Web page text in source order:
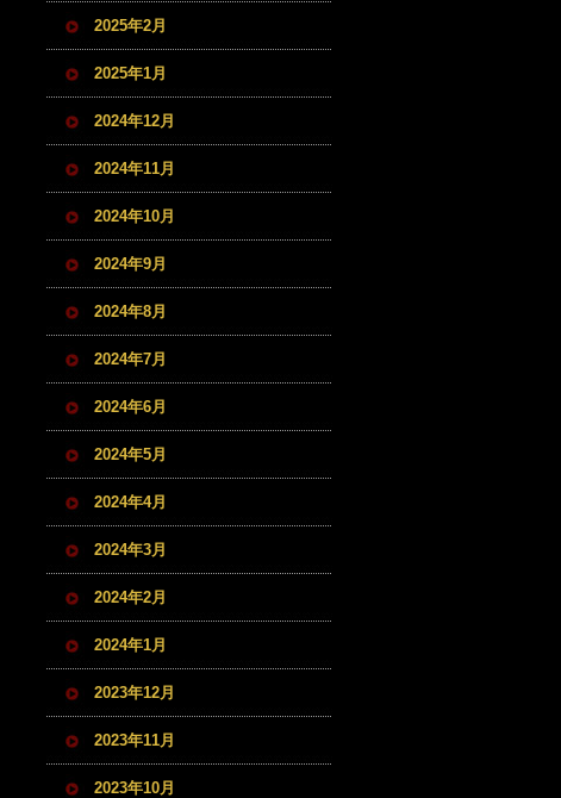
2025年2月
2025年1月
2024年12月
2024年11月
2024年10月
2024年9月
2024年8月
2024年7月
2024年6月
2024年5月
2024年4月
2024年3月
2024年2月
2024年1月
2023年12月
2023年11月
2023年10月